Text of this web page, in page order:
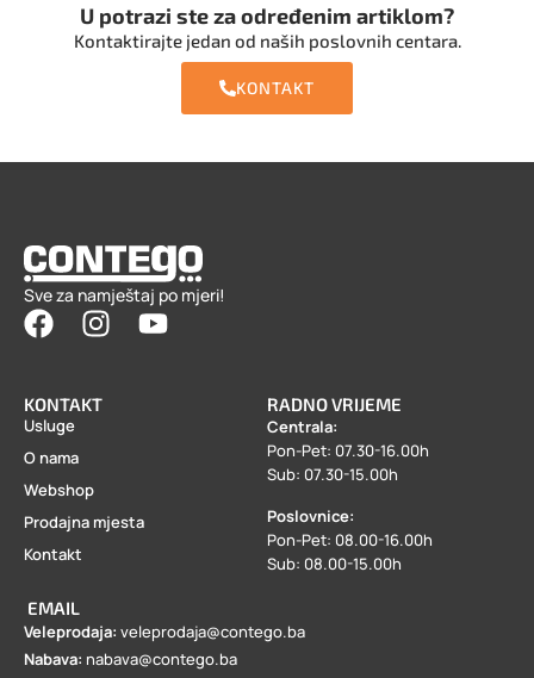
U potrazi ste za određenim artiklom?
Kontaktirajte jedan od naših poslovnih centara.
KONTAKT
Sve za namještaj po mjeri!
KONTAKT
Usluge
O nama
Webshop
Prodajna mjesta
Kontakt
EMAIL
Veleprodaja: veleprodaja@contego.ba
Nabava: nabava@contego.ba
RADNO VRIJEME
Centrala:
Pon-Pet: 07.30-16.00h
Sub: 07.30-15.00h
Poslovnice:
Pon-Pet: 08.00-16.00h
Sub: 08.00-15.00h